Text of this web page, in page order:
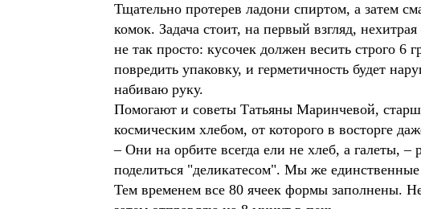
Тщательно протерев ладони спиртом, а затем
комок. Задача стоит, на первый взгляд,
не так просто: кусочек должен весить строго
повредить упаковку, и герметичность будет
набиваю руку.
Помогают и советы Татьяны Маринчевой,
космическим хлебом, от которого в восторге
– Они на орбите всегда ели не хлеб, а галеты,
поделиться "деликатесом". Мы же
Тем временем все 80 ячеек формы заполнены.